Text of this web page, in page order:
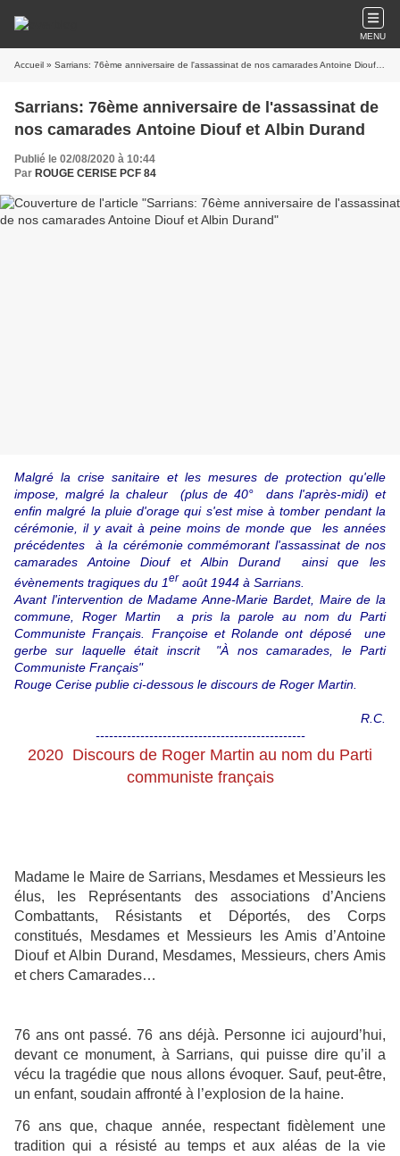
MENU
Accueil » Sarrians: 76ème anniversaire de l'assassinat de nos camarades Antoine Diouf et Albin Durand
Sarrians: 76ème anniversaire de l'assassinat de
nos camarades Antoine Diouf et Albin Durand
Publié le 02/08/2020 à 10:44
Par ROUGE CERISE PCF 84
Malgré la crise sanitaire et les mesures de protection qu'elle
impose, malgré la chaleur (plus de 40° dans l'après-midi) et
enfin malgré la pluie d'orage qui s'est mise à tomber pendant la
cérémonie, il y avait à peine moins de monde que les années
précédentes à la cérémonie commémorant l'assassinat de nos
camarades Antoine Diouf et Albin Durand ainsi que les
évènements tragiques du 1er août 1944 à Sarrians.
Avant l'intervention de Madame Anne-Marie Bardet, Maire de la
commune, Roger Martin a pris la parole au nom du Parti
Communiste Français. Françoise et Rolande ont déposé une
gerbe sur laquelle était inscrit "À nos camarades, le Parti
Communiste Français"
Rouge Cerise publie ci-dessous le discours de Roger Martin.
R.C.
-----------------------------------------------
2020 Discours de Roger Martin au nom du Parti
communiste français
Madame le Maire de Sarrians, Mesdames et Messieurs les
élus, les Représentants des associations d’Anciens
Combattants, Résistants et Déportés, des Corps
constitués, Mesdames et Messieurs les Amis d’Antoine
Diouf et Albin Durand, Mesdames, Messieurs, chers Amis
et chers Camarades…
76 ans ont passé. 76 ans déjà. Personne ici aujourd’hui,
devant ce monument, à Sarrians, qui puisse dire qu’il a
vécu la tragédie que nous allons évoquer. Sauf, peut-être,
un enfant, soudain affronté à l’explosion de la haine.
76 ans que, chaque année, respectant fidèlement une
tradition qui a résisté au temps et aux aléas de la vie